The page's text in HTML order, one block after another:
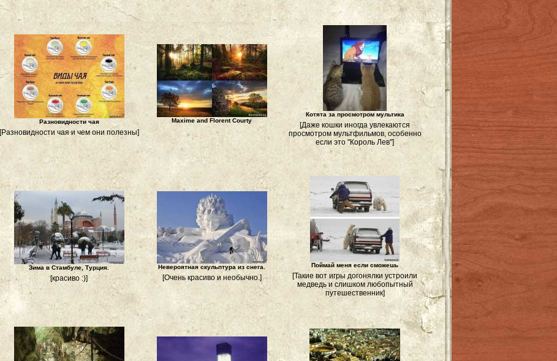
Разновидности чая
[Разновидности чая и чем они полезны]
Maxime and Florent Courty
Котята за просмотром мультика
[Даже кошки иногда увлекаются
просмотром мультфильмов, особенно
если это "Король Лев"]
Зима в Стамбуле, Турция.
[красиво :)]
Невероятная скульптура из снега.
[Очень красиво и необычно.]
Поймай меня если сможешь
[Такие вот игры догонялки устроили
медведь и слишком любопытный
путешественник]